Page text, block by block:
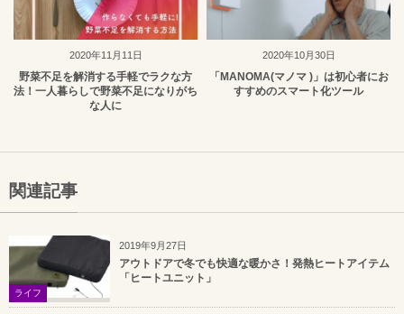
2020年11月11日
野菜不足を解消する手軽でラクな方
法！一人暮らしで野菜不足になりがち
な人に
2020年10月30日
「MANOMA(マノマ )」は初心者にお
すすめのスマート化ツール
関連記事
2019年9月27日
ライフ
アウトドアで冬でも快適な暖かさ！発熱ヒートアイテム
「ヒートユニット」